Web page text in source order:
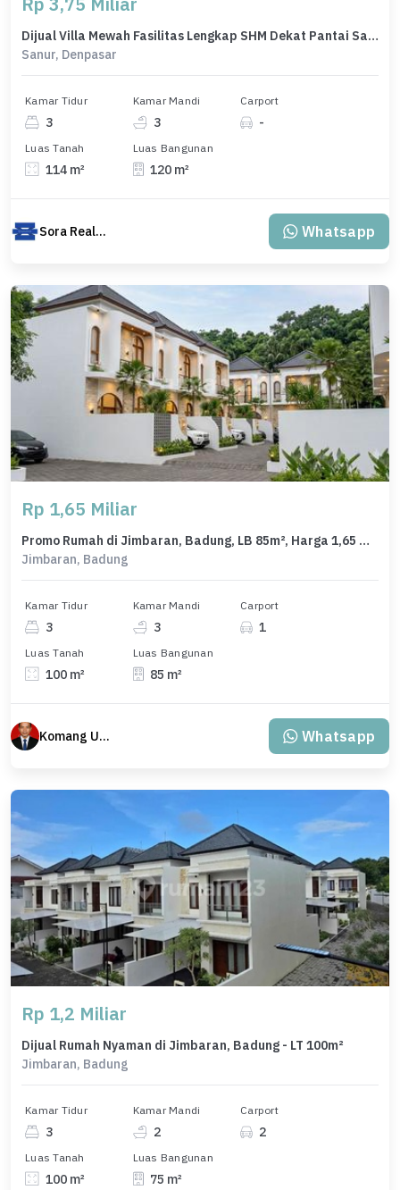
Dijual Villa Mewah Fasilitas Lengkap SHM Dekat Pantai Sanur Bali
Sanur, Denpasar
Kamar Tidur
3
Kamar Mandi
3
Carport
-
Luas Tanah
114 m²
Luas Bangunan
120 m²
Sora Realty Bali Whatsapp
Rp 1,65 Miliar
Promo Rumah di Jimbaran, Badung, LB 85m², Harga 1,65 Miliar
Jimbaran, Badung
Kamar Tidur
3
Kamar Mandi
3
Carport
1
Luas Tanah
100 m²
Luas Bangunan
85 m²
Komang Udiana Whatsapp
Rp 1,2 Miliar
Dijual Rumah Nyaman di Jimbaran, Badung - LT 100m²
Jimbaran, Badung
Kamar Tidur
3
Kamar Mandi
2
Carport
2
Luas Tanah
100 m²
Luas Bangunan
75 m²